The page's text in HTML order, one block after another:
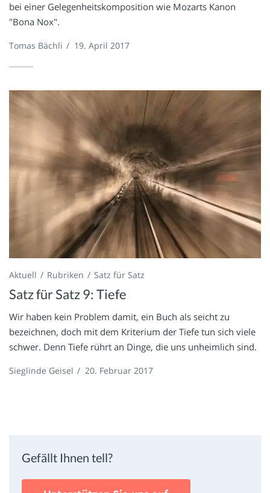
bei einer Gelegenheitskomposition wie Mozarts Kanon
"Bona Nox".
Tomas Bächli / 19. April 2017
Aktuell Rubriken Satz für Satz
Satz für Satz 9: Tiefe
Wir haben kein Problem damit, ein Buch als seicht zu
bezeichnen, doch mit dem Kriterium der Tiefe tun sich viele
schwer. Denn Tiefe rührt an Dinge, die uns unheimlich sind.
Sieglinde Geisel / 20. Februar 2017
Gefällt Ihnen tell?